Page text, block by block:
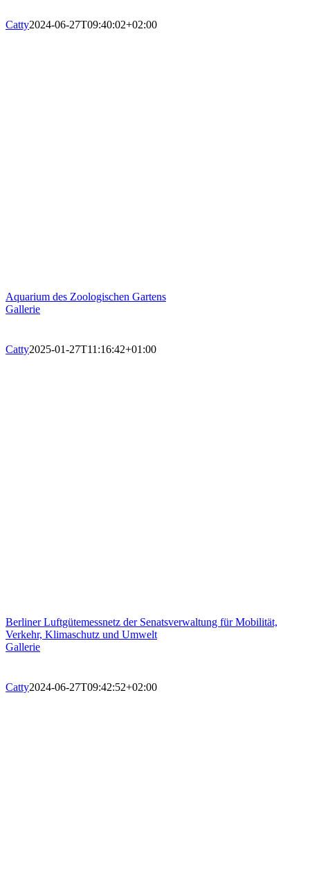
Catty2024-06-27T09:40:02+02:00
Aquarium des Zoologischen Gartens
Gallerie
Catty2025-01-27T11:16:42+01:00
Berliner Luftgütemessnetz der Senatsverwaltung für Mobilität,
Verkehr, Klimaschutz und Umwelt
Gallerie
Catty2024-06-27T09:42:52+02:00